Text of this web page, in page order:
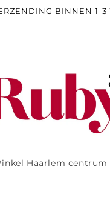
BINNEN 1-3
Haarlem centrum